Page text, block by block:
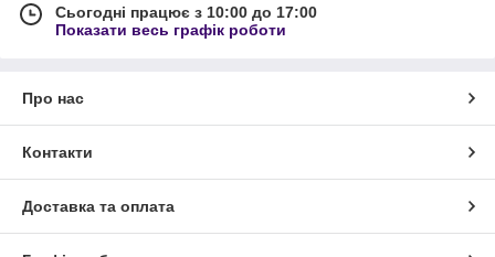
Сьогодні працює з 10:00 до 17:00
Показати весь графік роботи
Про нас
Контакти
Доставка та оплата